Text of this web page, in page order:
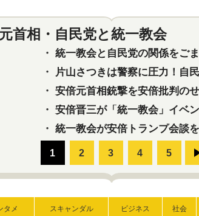
首相・自民党と統一教会
・ 統一教会と自民党の関係をごまかすメディア…民放
・
片山さつきは警察に圧力！自民党が隠したい安倍
・ 安倍元首相銃撃を安倍批判のせいにして「言論封
・ 安倍晋三が「統一教会」イベントでトランプと演
・ 統一教会が安倍トランプ会談
タメ スキャンダル ビジネス 社会